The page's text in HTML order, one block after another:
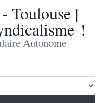
Toulouse |
!
Autonome